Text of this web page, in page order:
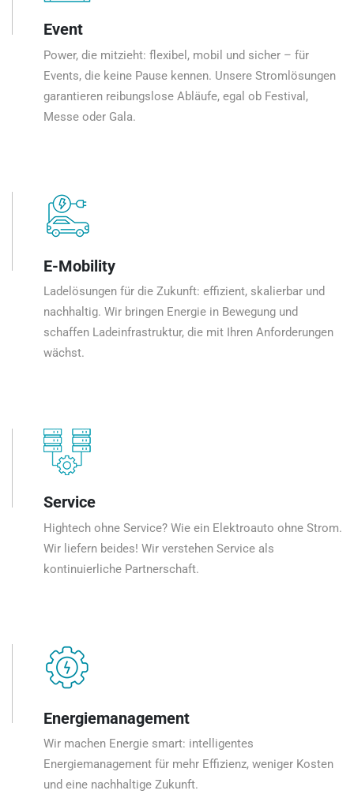
Event
Power, die mitzieht: flexibel, mobil und sicher – für
Events, die keine Pause kennen. Unsere Stromlösungen
garantieren reibungslose Abläufe, egal ob Festival,
Messe oder Gala.
E-Mobility
Ladelösungen für die Zukunft: effizient, skalierbar und
nachhaltig. Wir bringen Energie in Bewegung und
schaffen Ladeinfrastruktur, die mit Ihren Anforderungen
wächst.
Service
Hightech ohne Service? Wie ein Elektroauto ohne Strom.
Wir liefern beides! Wir verstehen Service als
kontinuierliche Partnerschaft.
Energiemanagement
Wir machen Energie smart: intelligentes
Energiemanagement für mehr Effizienz, weniger Kosten
und eine nachhaltige Zukunft.